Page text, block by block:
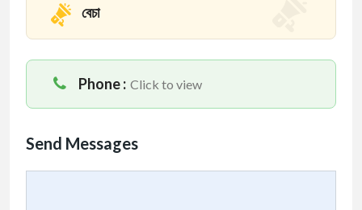
বেচা
Phone : Click to view
Send Messages